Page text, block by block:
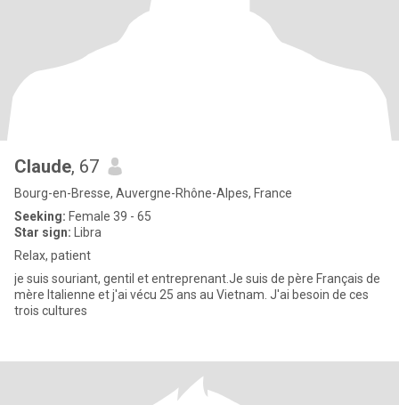
Claude, 67
Bourg-en-Bresse, Auvergne-Rhône-Alpes, France
Seeking: Female 39 - 65
Star sign: Libra
Relax, patient
je suis souriant, gentil et entreprenant.Je suis de père Français de
mère Italienne et j'ai vécu 25 ans au Vietnam. J'ai besoin de ces
trois cultures